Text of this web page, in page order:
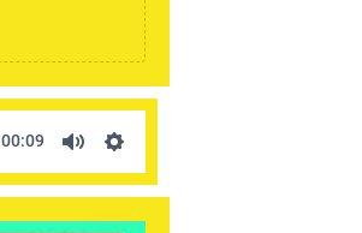
00:09